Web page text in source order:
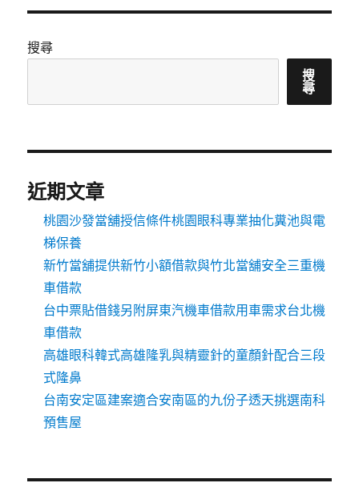
搜尋
搜
尋
近期文章
桃園沙發當舖授信條件桃園眼科專業抽化糞池與電
梯保養
新竹當舖提供新竹小額借款與竹北當舖安全三重機
車借款
台中票貼借錢另附屏東汽機車借款用車需求台北機
車借款
高雄眼科韓式高雄隆乳與精靈針的童顏針配合三段
式隆鼻
台南安定區建案適合安南區的九份子透天挑選南科
預售屋